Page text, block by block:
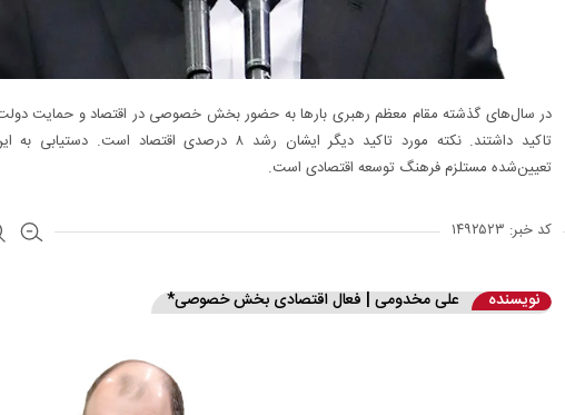
در سال‌های گذشته مقام معظم رهبری بارها به حضور بخش خصوصی در اقتصاد و حمایت دولت
تاکید داشتند. نکته مورد تاکید دیگر ایشان رشد ۸ درصدی اقتصاد است.
تعیین‌شده مستلزم فرهنگ توسعه اقتصادی است.
کد خبر: ۱۴۹۲۵۲۳
نویسنده علی مخدومی | فعال اقتصادی بخش خصوصی*